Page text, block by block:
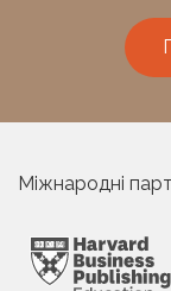
Міжнародні